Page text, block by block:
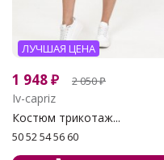
ЛУЧШАЯ ЦЕНА
1 948₽ 2 050₽
Iv-capriz
Костюм трикотаж...
50 52 54 56 60